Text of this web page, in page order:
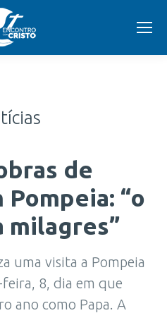
de
“o
milagres”
uma visita a Pompeia
8, dia em que
ano como Papa. A